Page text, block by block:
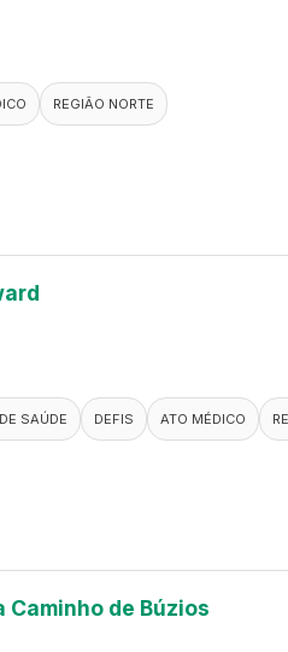
REGIÃO NORTE
SAÚDE DEFIS ATO MÉDICO
de Búzios